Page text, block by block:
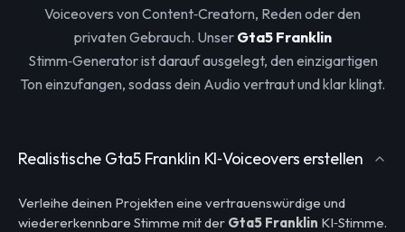
Voiceovers von Content‑Creatorn, Reden oder den
privaten Gebrauch. Unser Gta5 Franklin
Stimm‑Generator ist darauf ausgelegt, den einzigartigen
Ton einzufangen, sodass dein Audio vertraut und klar klingt.
Realistische Gta5 Franklin KI‑Voiceovers erstellen
Verleihe deinen Projekten eine vertrauenswürdige und
wiedererkennbare Stimme mit der Gta5 Franklin KI‑Stimme.